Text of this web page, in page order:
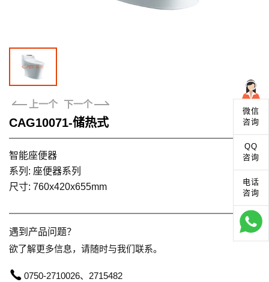
上一个 下一个
CAG10071-储热式
智能座便器
系列: 座便器系列
尺寸: 760x420x655mm
遇到产品问题？
欲了解更多信息，请随时与我们联系。
0750-2710026、2715482
微信
咨询
QQ
咨询
电话
咨询